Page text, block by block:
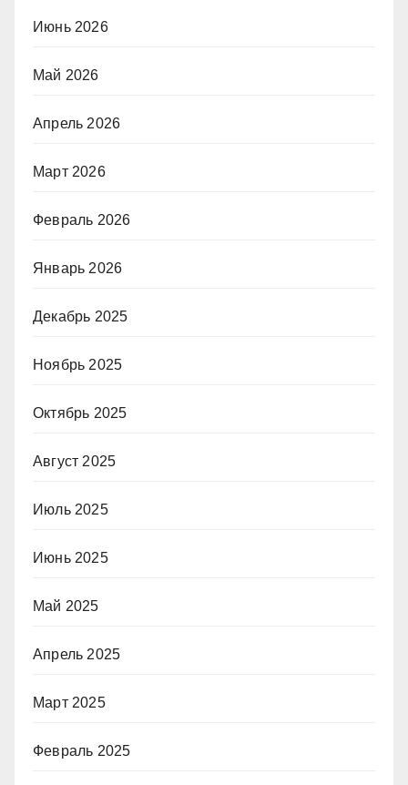
Июнь 2026
Май 2026
Апрель 2026
Март 2026
Февраль 2026
Январь 2026
Декабрь 2025
Ноябрь 2025
Октябрь 2025
Август 2025
Июль 2025
Июнь 2025
Май 2025
Апрель 2025
Март 2025
Февраль 2025